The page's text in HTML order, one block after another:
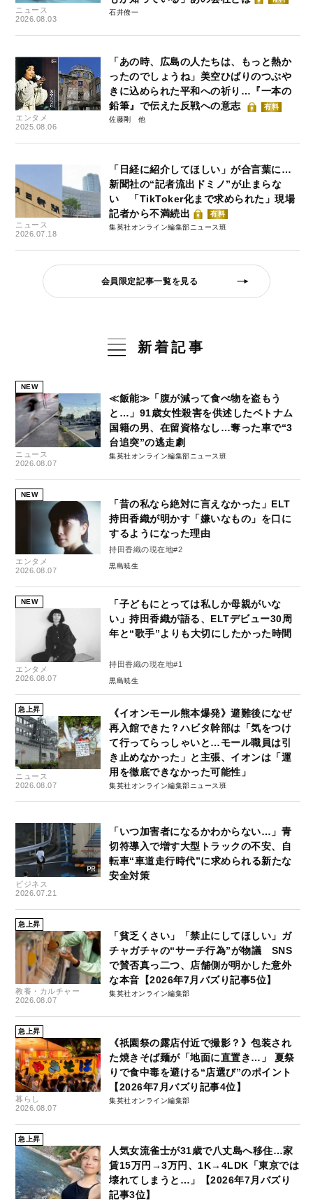
ニュース
2026.08.03
石井僚一
エンタメ
2025.08.06
「あの時、広島の人たちは、もっと熱か
ったのでしょうね」美空ひばりのつぶや
きに込められた平和への祈り…『一本の
鉛筆』で伝えた反戦への意志
有料
佐藤剛
ニュース
2026.07.18
「日経に紹介してほしい」が合言葉に…
新聞社の“記者流出ドミノ”が止まらな
い 「TikToker化まで求められた」現場
記者から不満続出
有料
集英社オンライン編集部ニュース班
会員限定記事一覧を見る
新着記事
NEW
ニュース
2026.08.07
≪飯能≫「腹が減って食べ物を盗もう
と…」91歳女性殺害を供述したベトナム
国籍の男、在留資格なし…奪った車で“3
台追突”の逃走劇
集英社オンライン編集部ニュース班
NEW
エンタメ
2026.08.07
「昔の私なら絶対に言えなかった」ELT
持田香織が明かす「嫌いなもの」を口に
するようになった理由
持田香織の現在地#2
黒島暁生
NEW
エンタメ
2026.08.07
「子どもにとっては私しか母親がいな
い」持田香織が語る、ELTデビュー30周
年と“歌手”よりも大切にしたかった時間
持田香織の現在地#1
黒島暁生
急上昇
ニュース
2026.08.07
《イオンモール熊本爆発》避難後になぜ
再入館できた？ハビタ幹部は「気をつけ
て行ってらっしゃいと…モール職員は引
き止めなかった」と主張、イオンは「運
用を徹底できなかった可能性」
集英社オンライン編集部ニュース班
ビジネス
2026.07.21
「いつ加害者になるかわからない…」青
切符導入で増す大型トラックの不安、自
転車“車道走行時代”に求められる新たな
安全対策
急上昇
教養・カルチャー
2026.08.07
「貧乏くさい」「禁止にしてほしい」ガ
チャガチャの“サーチ行為”が物議 SNS
で賛否真っ二つ、店舗側が明かした意外
な本音【2026年7月バズり記事5位】
集英社オンライン編集部
急上昇
暮らし
2026.08.07
《祇園祭の露店付近で撮影？》包装され
た焼きそば麺が「地面に直置き…」 夏祭
りで食中毒を避ける“店選び”のポイント
【2026年7月バズり記事4位】
集英社オンライン編集部
急上昇
人気女流雀士が31歳で八丈島へ移住…家
賃15万円→3万円、1K→4LDK「東京では
壊れてしまうと…」【2026年7月バズり
記事3位】